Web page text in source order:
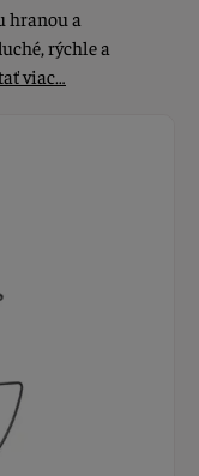
hranou a
rýchle a
viac…